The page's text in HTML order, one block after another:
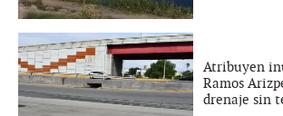
Atribuyen
Ramos
drenaje sin